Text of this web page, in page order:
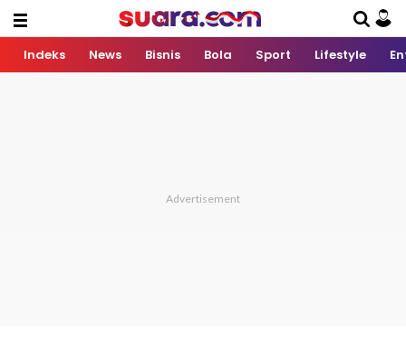
Indeks News Bisnis Bola Sport Lifestyle